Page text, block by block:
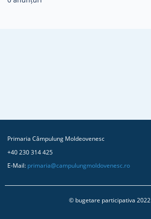
Primaria Câmpulung Moldeovenesc
+40 230 314 425
E-Mail: primaria@campulungmoldovenesc.ro
© bugetare participativa 2022